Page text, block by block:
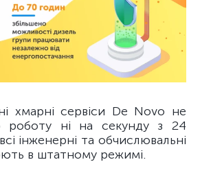
хмарні сервіси De Novo не
роботу ні на секунду з 24
інженерні та обчислювальні
в штатному режимі.